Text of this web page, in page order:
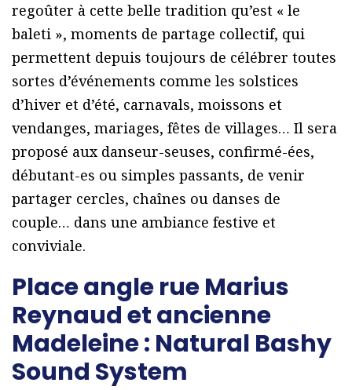
regoûter à cette belle tradition qu’est « le
baleti », moments de partage collectif, qui
permettent depuis toujours de célébrer toutes
sortes d’événements comme les solstices
d’hiver et d’été, carnavals, moissons et
vendanges, mariages, fêtes de villages… Il sera
proposé aux danseur-seuses, confirmé-ées,
débutant-es ou simples passants, de venir
partager cercles, chaînes ou danses de
couple… dans une ambiance festive et
conviviale.
Place angle rue Marius
Reynaud et ancienne
Madeleine : Natural Bashy
Sound System